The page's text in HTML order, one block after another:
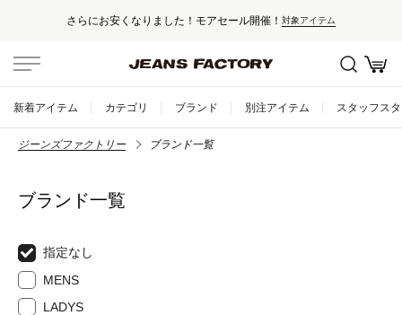
さらにお安くなりました！モアセール開催！ 対象アイテム
新着アイテム カテゴリ ブランド 別注アイテム スタッフス
ジーンズファクトリー ブランド一覧
ブランド一覧
指定なし
MENS
LADYS